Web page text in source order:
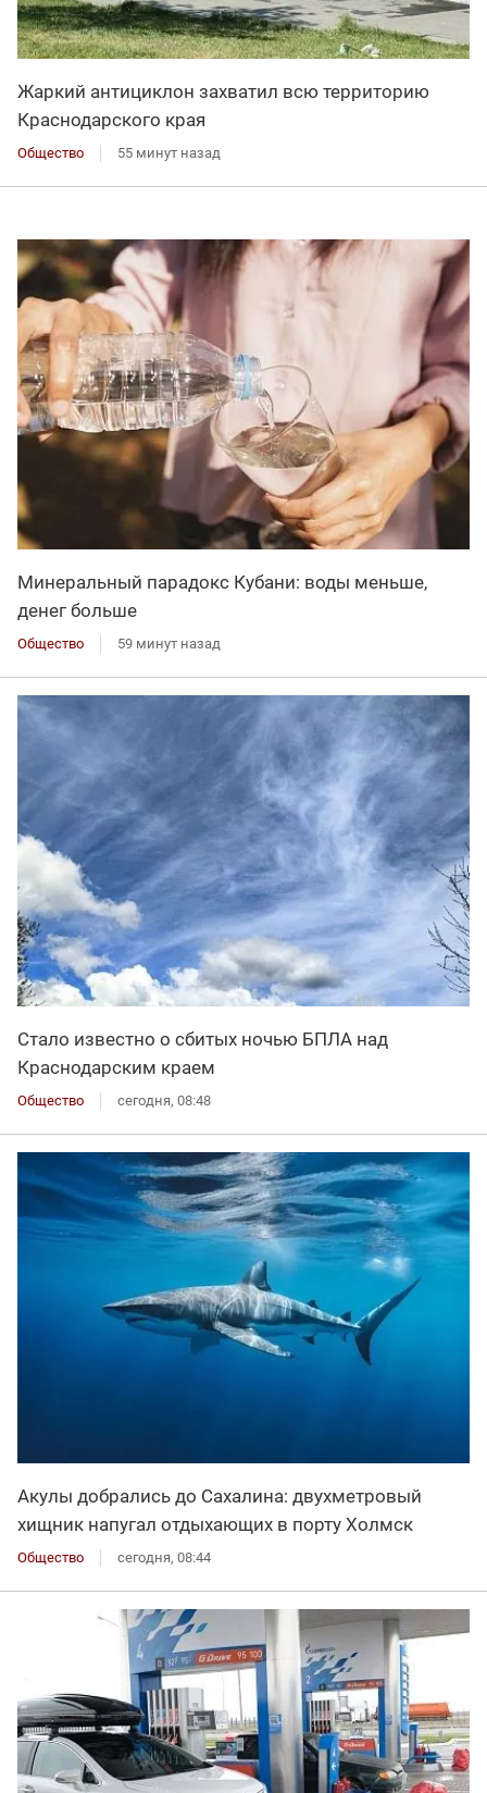
Жаркий антициклон захватил всю территорию
Краснодарского края
Общество 55 минут назад
Минеральный парадокс Кубани: воды меньше,
денег больше
Общество 59 минут назад
Стало известно о сбитых ночью БПЛА над
Краснодарским краем
Общество сегодня, 08:48
Акулы добрались до Сахалина: двухметровый
хищник напугал отдыхающих в порту Холмск
Общество сегодня, 08:44